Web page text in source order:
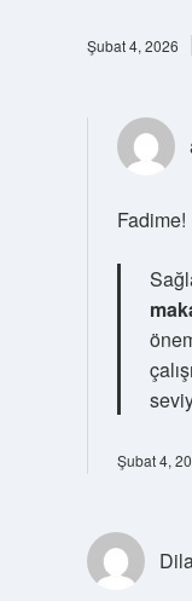
Şubat 4, 2026
Fadime!
Şubat 4,